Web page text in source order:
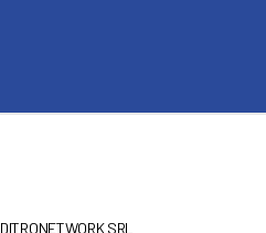
DITRONETWORK SRL